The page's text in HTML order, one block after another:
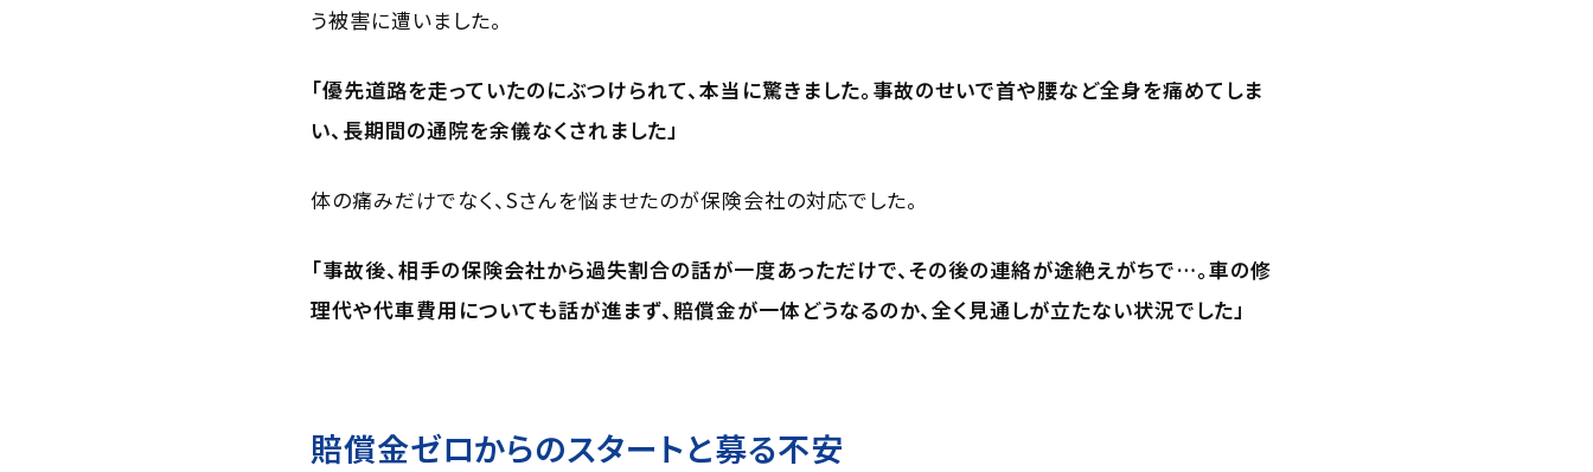
う被害に遭いました。
「優先道路を走っていたのにぶつけられて、本当に驚きました。事故のせいで首や腰など全身を痛めてしま
い、長期間の通院を余儀なくされました」
体の痛みだけでなく、Sさんを悩ませたのが保険会社の対応でした。
「事故後、相手の保険会社から過失割合の話が一度あっただけで、その後の連絡が途絶えがちで…。車の修
理代や代車費用についても話が進まず、賠償金が一体どうなるのか、全く見通しが立たない状況でした」
賠償金ゼロからのスタートと募る不安